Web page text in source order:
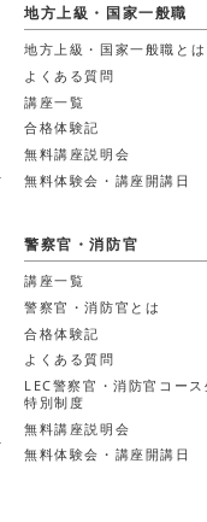
地方上級・国家一般職
地方上級・国家一般職とは
よくある質問
講座一覧
合格体験記
無料講座説明会
無料体験会・講座開講日
警察官・消防官
講座一覧
警察官・消防官とは
合格体験記
よくある質問
LEC警察官・消防官コー
特別制度
無料講座説明会
無料体験会・講座開講日